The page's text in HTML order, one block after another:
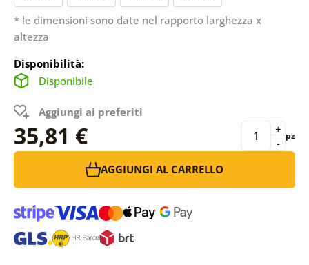
* le dimensioni sono date nel rapporto larghezza x
altezza
Disponibilità:
Disponibile
Aggiungi ai preferiti
35,81 € -
+ pz
AGGIUNGI AL CARRELLO